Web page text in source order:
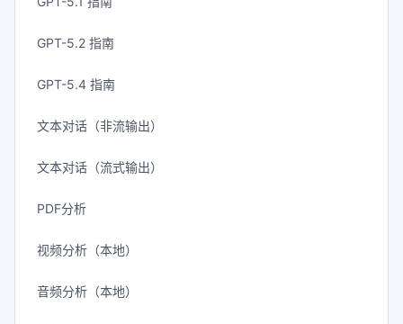
GPT-5.2 指南
GPT-5.4 指南
文本对话（非流输出）
文本对话（流式输出）
PDF分析
视频分析（本地）
音频分析（本地）